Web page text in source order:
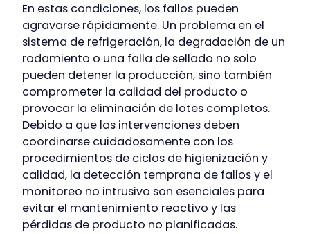
En estas condiciones, los fallos pueden
agravarse rápidamente. Un problema en el
sistema de refrigeración, la degradación de un
rodamiento o una falla de sellado no solo
pueden detener la producción, sino también
comprometer la calidad del producto o
provocar la eliminación de lotes completos.
Debido a que las intervenciones deben
coordinarse cuidadosamente con los
procedimientos de ciclos de higienización y
calidad, la detección temprana de fallos y el
monitoreo no intrusivo son esenciales para
evitar el mantenimiento reactivo y las
pérdidas de producto no planificadas.